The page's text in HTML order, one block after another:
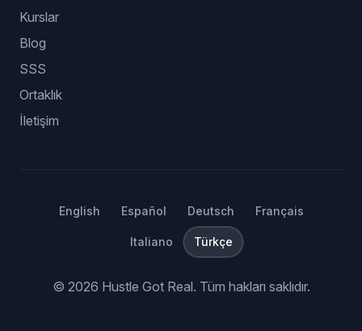
Kurslar
Blog
SSS
Ortaklık
İletişim
English Español Deutsch Français
Italiano Türkçe
© 2026 Hustle Got Real. Tüm hakları saklıdır.